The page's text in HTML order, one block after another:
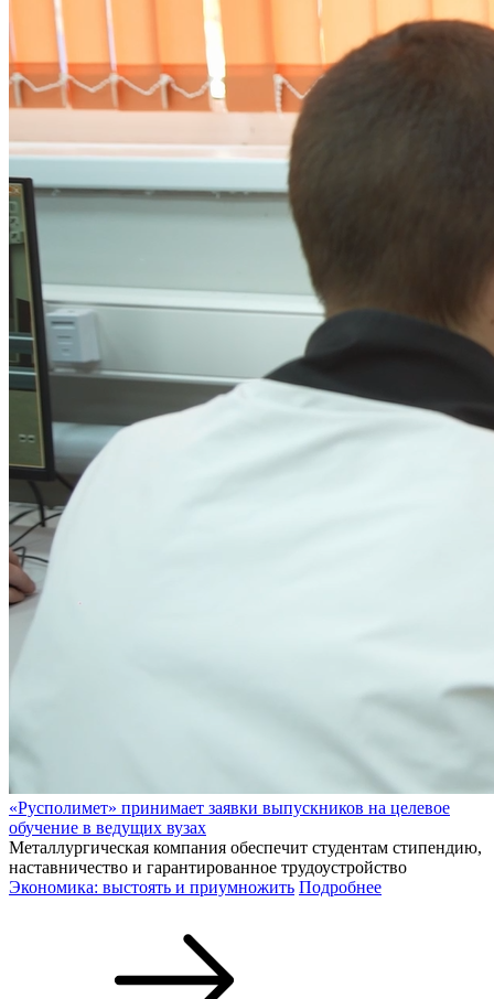
«Русполимет» принимает заявки выпускников на целевое
обучение в ведущих вузах
Металлургическая компания обеспечит студентам стипендию,
наставничество и гарантированное трудоустройство
Экономика: выстоять и приумножить Подробнее